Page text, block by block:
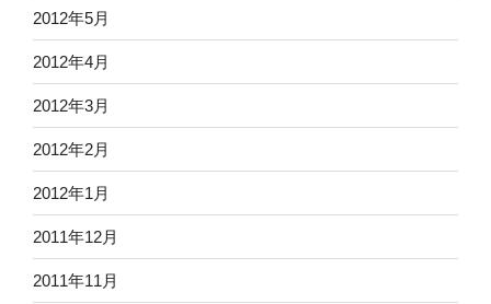
2012年5月
2012年4月
2012年3月
2012年2月
2012年1月
2011年12月
2011年11月